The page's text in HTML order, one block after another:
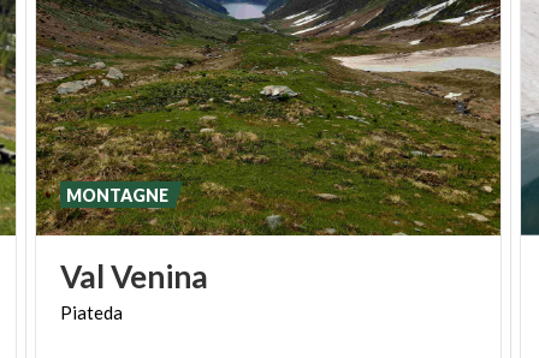
ValVenina
Piateda
MONTAGNE